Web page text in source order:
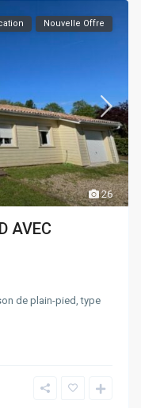
26
Nouvelle Offre
AVEC
de plain-pied, type